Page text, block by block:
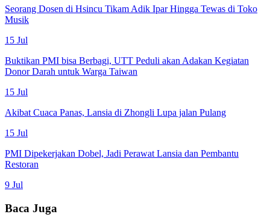
Seorang Dosen di Hsincu Tikam Adik Ipar Hingga Tewas di Toko
Musik
15 Jul
Buktikan PMI bisa Berbagi, UTT Peduli akan Adakan Kegiatan
Donor Darah untuk Warga Taiwan
15 Jul
Akibat Cuaca Panas, Lansia di Zhongli Lupa jalan Pulang
15 Jul
PMI Dipekerjakan Dobel, Jadi Perawat Lansia dan Pembantu
Restoran
9 Jul
Baca Juga